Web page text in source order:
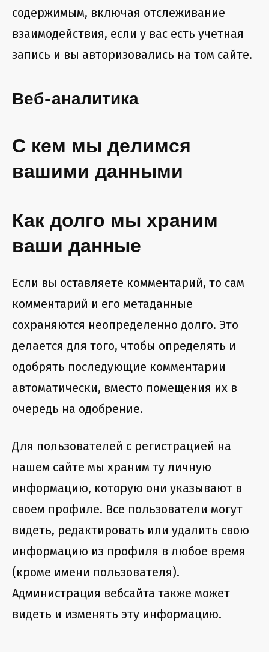
содержимым, включая отслеживание
взаимодействия, если у вас есть учетная
запись и вы авторизовались на том сайте.
Веб-аналитика
С кем мы делимся
вашими данными
Как долго мы храним
ваши данные
Если вы оставляете комментарий, то сам
комментарий и его метаданные
сохраняются неопределенно долго. Это
делается для того, чтобы определять и
одобрять последующие комментарии
автоматически, вместо помещения их в
очередь на одобрение.
Для пользователей с регистрацией на
нашем сайте мы храним ту личную
информацию, которую они указывают в
своем профиле. Все пользователи могут
видеть, редактировать или удалить свою
информацию из профиля в любое время
(кроме имени пользователя).
Администрация вебсайта также может
видеть и изменять эту информацию.